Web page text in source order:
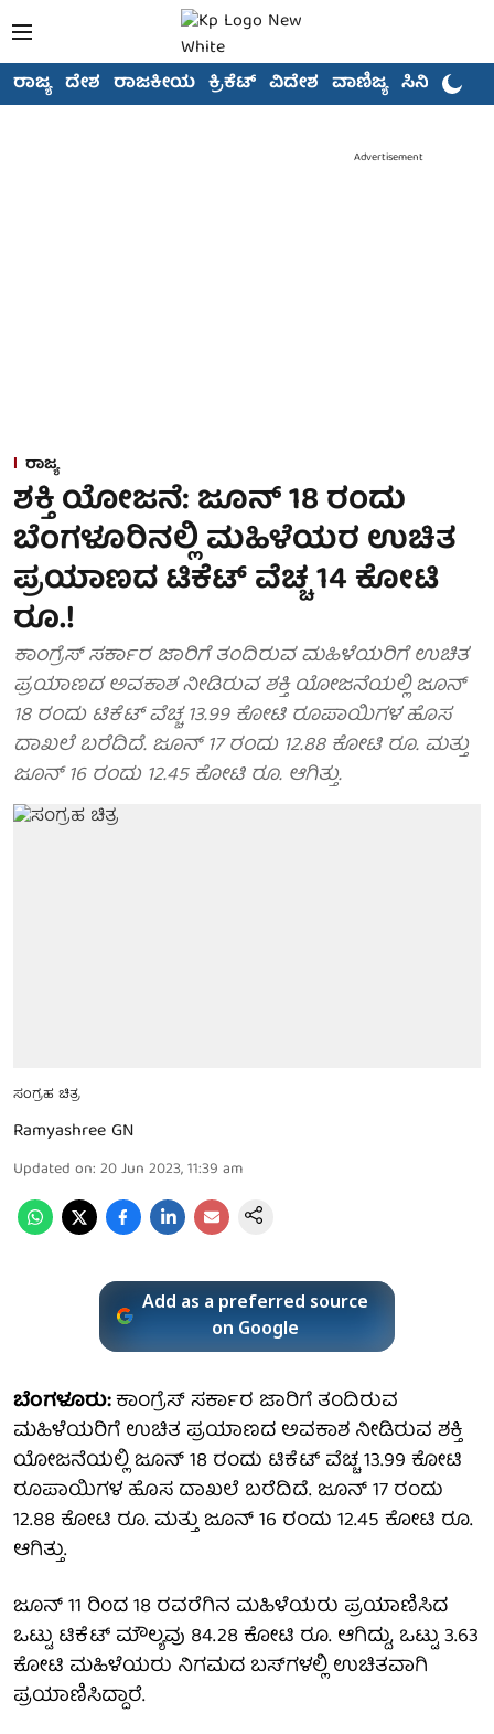
ರಾಜ್ಯ ದೇಶ ರಾಜಕೀಯ ಕ್ರಿಕೆಟ್ ವಿದೇಶ ವಾಣಿಜ್ಯ ಸಿನಿಮಾ
Advertisement
ರಾಜ್ಯ
ಶಕ್ತಿ ಯೋಜನೆ: ಜೂನ್ 18 ರಂದು
ಬೆಂಗಳೂರಿನಲ್ಲಿ ಮಹಿಳೆಯರ ಉಚಿತ
ಪ್ರಯಾಣದ ಟಿಕೆಟ್ ವೆಚ್ಚ 14 ಕೋಟಿ
ರೂ.!
ಕಾಂಗ್ರೆಸ್ ಸರ್ಕಾರ ಜಾರಿಗೆ ತಂದಿರುವ ಮಹಿಳೆಯರಿಗೆ ಉಚಿತ
ಪ್ರಯಾಣದ ಅವಕಾಶ ನೀಡಿರುವ ಶಕ್ತಿ ಯೋಜನೆಯಲ್ಲಿ ಜೂನ್
18 ರಂದು ಟಿಕೆಟ್ ವೆಚ್ಚ 13.99 ಕೋಟಿ ರೂಪಾಯಿಗಳ ಹೊಸ
ದಾಖಲೆ ಬರೆದಿದೆ. ಜೂನ್ 17 ರಂದು 12.88 ಕೋಟಿ ರೂ. ಮತ್ತು
ಜೂನ್ 16 ರಂದು 12.45 ಕೋಟಿ ರೂ. ಆಗಿತ್ತು.
ಸಂಗ್ರಹ ಚಿತ್ರ
Ramyashree GN
Updated on: 20 Jun 2023, 11:39 am
Add as a preferred source
on Google
ಬೆಂಗಳೂರು:ಕಾಂಗ್ರೆಸ್ ಸರ್ಕಾರ ಜಾರಿಗೆ ತಂದಿರುವ
ಮಹಿಳೆಯರಿಗೆ ಉಚಿತ ಪ್ರಯಾಣದ ಅವಕಾಶ ನೀಡಿರುವ ಶಕ್ತಿ
ಯೋಜನೆಯಲ್ಲಿ ಜೂನ್ 18 ರಂದು ಟಿಕೆಟ್ ವೆಚ್ಚ 13.99 ಕೋಟಿ
ರೂಪಾಯಿಗಳ ಹೊಸ ದಾಖಲೆ ಬರೆದಿದೆ. ಜೂನ್ 17 ರಂದು
12.88 ಕೋಟಿ ರೂ. ಮತ್ತು ಜೂನ್ 16 ರಂದು 12.45 ಕೋಟಿ ರೂ.
ಆಗಿತ್ತು.
ಜೂನ್ 11 ರಿಂದ 18 ರವರೆಗಿನ ಮಹಿಳೆಯರು ಪ್ರಯಾಣಿಸಿದ
ಒಟ್ಟು ಟಿಕೆಟ್ ಮೌಲ್ಯವು 84.28 ಕೋಟಿ ರೂ. ಆಗಿದ್ದು, ಒಟ್ಟು 3.63
ಕೋಟಿ ಮಹಿಳೆಯರು ನಿಗಮದ ಬಸ್‌ಗಳಲ್ಲಿ ಉಚಿತವಾಗಿ
ಪ್ರಯಾಣಿಸಿದ್ದಾರೆ.